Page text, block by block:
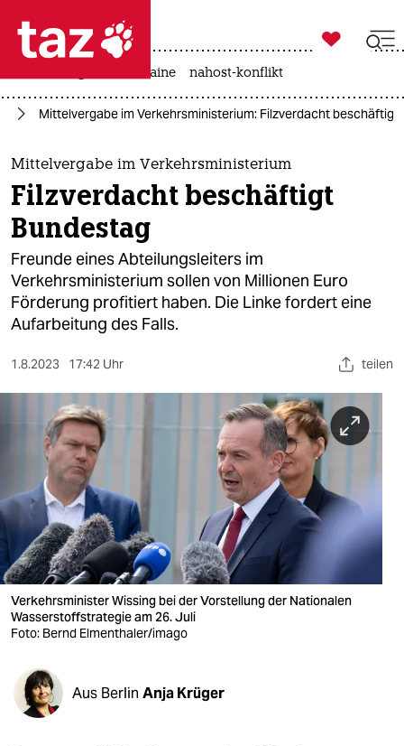
 taz zahl ich
taz zahl ich
themen
politik
öko
gesellschaft
kultur
sport
berlin
nord
wahrheit
verlag
verlag
veranstaltungen
shop
fragen & hilfe
unterstützen

taz zahl ich
krieg in der ukraine nahost-konflikt
Mittelvergabe im Verkehrsministerium: Filzverdacht beschäftigt
Mittelvergabe im Verkehrsministerium
Filzverdacht beschäftigt
Bundestag
Freunde eines Abteilungsleiters im
Verkehrsministerium sollen von Millionen Euro
Förderung profitiert haben. Die Linke fordert eine
Aufarbeitung des Falls.
1.8.2023 17:42 Uhr teilen
Verkehrsminister Wissing bei der Vorstellung der Nationalen
Wasserstoffstrategie am 26. Juli
Foto: Bernd Elmenthaler/imago
Aus Berlin Anja Krüger